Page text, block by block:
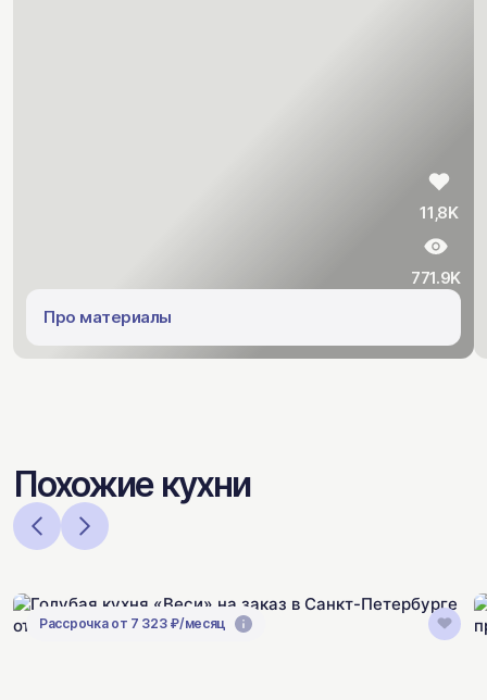
11,8K
771.9K
Про материалы
Похожие кухни
Рассрочка от 7 323 ₽/месяц